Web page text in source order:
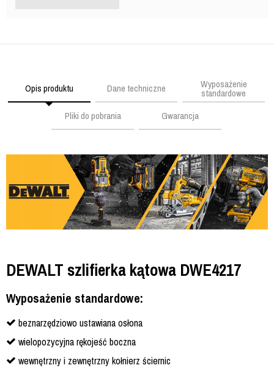
Opis produktu Dane techniczne Wyposażenie
standardowe
Pliki do pobrania
Gwarancja
DEWALT szlifierka kątowa DWE4217
Wyposażenie standardowe:
beznarzędziowo ustawiana osłona
wielopozycyjna rękojeść boczna
wewnętrzny i zewnętrzny kołnierz ściernic